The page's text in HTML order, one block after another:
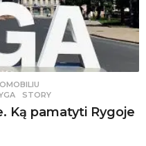
,STORY
Ką pamatyti Rygoje